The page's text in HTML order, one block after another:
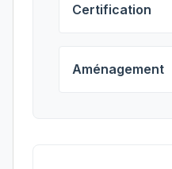
Certification
Aménagement